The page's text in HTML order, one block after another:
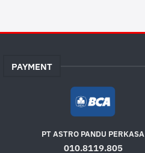
PAYMENT
PT ASTRO PANDU PERKASA
010.8119.805